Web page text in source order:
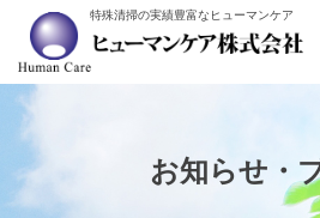
特殊清掃の実績豊富なヒューマンケア
お知らせ・